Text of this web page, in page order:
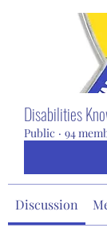
Disabilities
Public · 94
Discussion